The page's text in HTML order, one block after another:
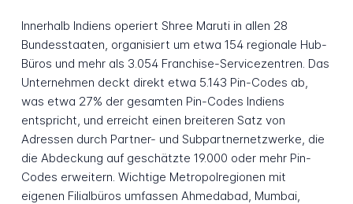
Innerhalb Indiens operiert Shree Maruti in allen 28
Bundesstaaten, organisiert um etwa 154 regionale Hub-
Büros und mehr als 3.054 Franchise-Servicezentren. Das
Unternehmen deckt direkt etwa 5.143 Pin-Codes ab,
was etwa 27% der gesamten Pin-Codes Indiens
entspricht, und erreicht einen breiteren Satz von
Adressen durch Partner- und Subpartnernetzwerke, die
die Abdeckung auf geschätzte 19.000 oder mehr Pin-
Codes erweitern. Wichtige Metropolregionen mit
eigenen Filialbüros umfassen Ahmedabad, Mumbai,